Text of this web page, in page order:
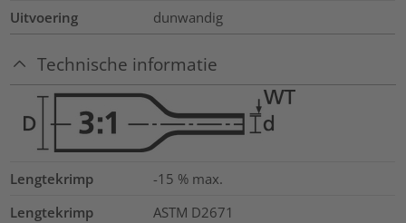
Uitvoering
dunwandig
Technische informatie
Lengtekrimp
-15 % max.
Lengtekrimp
ASTM D2671